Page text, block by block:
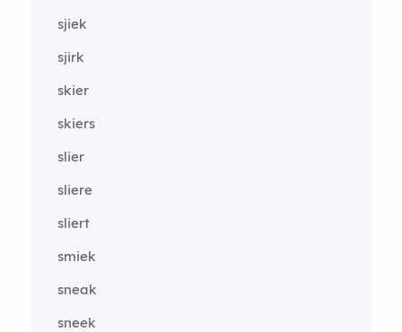
sjiek
sjirk
skier
skiers
slier
sliere
sliert
smiek
sneak
sneek